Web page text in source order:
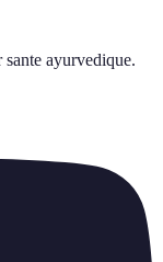
sante ayurvedique.